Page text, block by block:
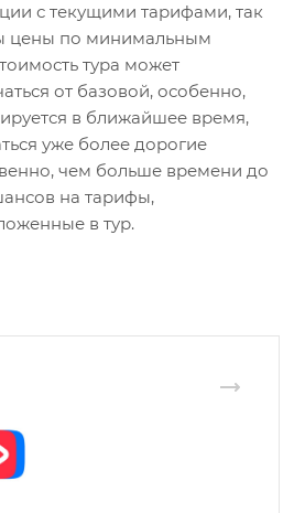
с текущими тарифами, так
цены по минимальным
тура может
от базовой, особенно,
в ближайшее время,
уже более дорогие
чем больше времени до
на тарифы,
в тур.